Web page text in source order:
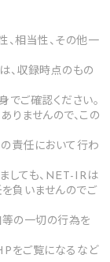
、相当性、その他一
、収録時点のもの
ご確認ください。
りませんので、この
責任において行わ
しても、NET-IRは
負いませんのでご
等の一切の行為を
をご覧になるなど